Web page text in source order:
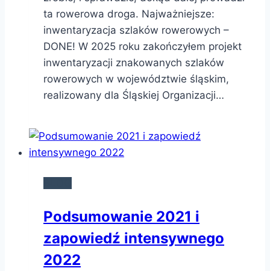
ta rowerowa droga. Najważniejsze:
inwentaryzacja szlaków rowerowych –
DONE! W 2025 roku zakończyłem projekt
inwentaryzacji znakowanych szlaków
rowerowych w województwie śląskim,
realizowany dla Śląskiej Organizacji…
Podsumowanie 2021 i
zapowiedź intensywnego
2022